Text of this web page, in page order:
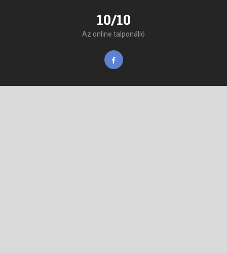
10/10
Az online talponálló